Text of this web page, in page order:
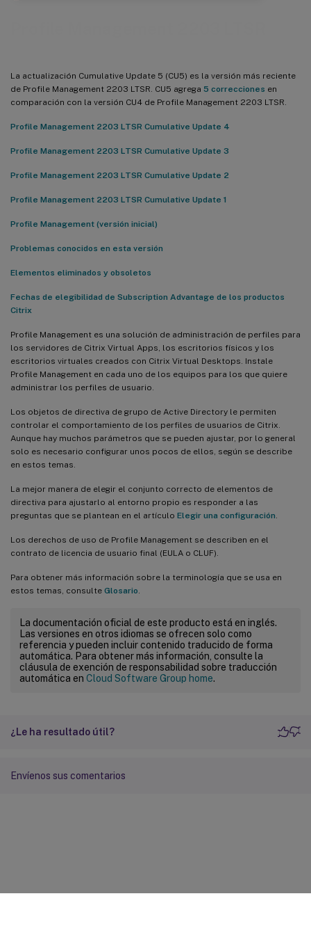
La actualización Cumulative Update 5 (CU5) es la versión más reciente
de Profile Management 2203 LTSR. CU5 agrega 5 correcciones en
comparación con la versión CU4 de Profile Management 2203 LTSR.
Profile Management 2203 LTSR Cumulative Update 4
Profile Management 2203 LTSR Cumulative Update 3
Profile Management 2203 LTSR Cumulative Update 2
Profile Management 2203 LTSR Cumulative Update 1
Profile Management (versión inicial)
Problemas conocidos en esta versión
Elementos eliminados y obsoletos
Fechas de elegibilidad de Subscription Advantage de los productos
Citrix
Profile Management es una solución de administración de perfiles para
los servidores de Citrix Virtual Apps, los escritorios físicos y los
escritorios virtuales creados con Citrix Virtual Desktops. Instale
Profile Management en cada uno de los equipos para los que quiere
administrar los perfiles de usuario.
Los objetos de directiva de grupo de Active Directory le permiten
controlar el comportamiento de los perfiles de usuarios de Citrix.
Aunque hay muchos parámetros que se pueden ajustar, por lo general
solo es necesario configurar unos pocos de ellos, según se describe
en estos temas.
La mejor manera de elegir el conjunto correcto de elementos de
directiva para ajustarlo al entorno propio es responder a las
preguntas que se plantean en el artículo Elegir una configuración
Los derechos de uso de Profile Management se describen en el
contrato de licencia de usuario final (EULA o CLUF).
Para obtener más información sobre la terminología que se usa en
estos temas, consulte Glosario
La documentación oficial de este producto está en inglés.
Las versiones en otros idiomas se ofrecen solo como
referencia y pueden incluir contenido traducido de forma
automática. Para obtener más información, consulte la
cláusula de exención de responsabilidad sobre traducción
automática en Cloud Software Group home.
¿Le ha resultado útil?
Envíenos sus comentarios